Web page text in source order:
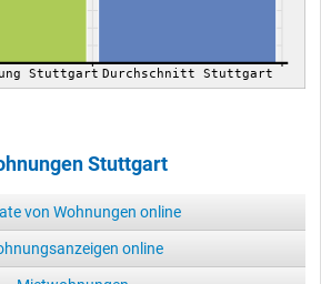
Stuttgart Durchschnitt Stuttgart
Stuttgart
von Wohnungen online
online